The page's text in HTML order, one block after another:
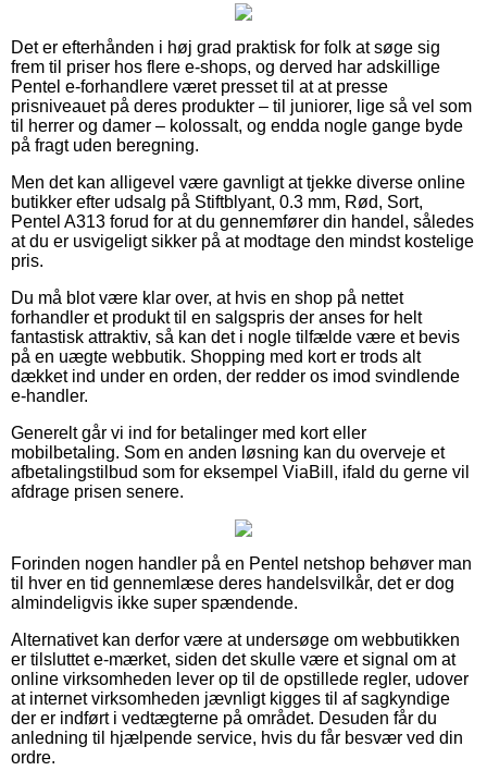
Det er efterhånden i høj grad praktisk for folk at søge sig
frem til priser hos flere e-shops, og derved har adskillige
Pentel e-forhandlere været presset til at at presse
prisniveauet på deres produkter – til juniorer, lige så vel som
til herrer og damer – kolossalt, og endda nogle gange byde
på fragt uden beregning.
Men det kan alligevel være gavnligt at tjekke diverse online
butikker efter udsalg på Stiftblyant, 0.3 mm, Rød, Sort,
Pentel A313 forud for at du gennemfører din handel, således
at du er usvigeligt sikker på at modtage den mindst kostelige
pris.
Du må blot være klar over, at hvis en shop på nettet
forhandler et produkt til en salgspris der anses for helt
fantastisk attraktiv, så kan det i nogle tilfælde være et bevis
på en uægte webbutik. Shopping med kort er trods alt
dækket ind under en orden, der redder os imod svindlende
e-handler.
Generelt går vi ind for betalinger med kort eller
mobilbetaling. Som en anden løsning kan du overveje et
afbetalingstilbud som for eksempel ViaBill, ifald du gerne vil
afdrage prisen senere.
Forinden nogen handler på en Pentel netshop behøver man
til hver en tid gennemlæse deres handelsvilkår, det er dog
almindeligvis ikke super spændende.
Alternativet kan derfor være at undersøge om webbutikken
er tilsluttet e-mærket, siden det skulle være et signal om at
online virksomheden lever op til de opstillede regler, udover
at internet virksomheden jævnligt kigges til af sagkyndige
der er indført i vedtægterne på området. Desuden får du
anledning til hjælpende service, hvis du får besvær ved din
ordre.